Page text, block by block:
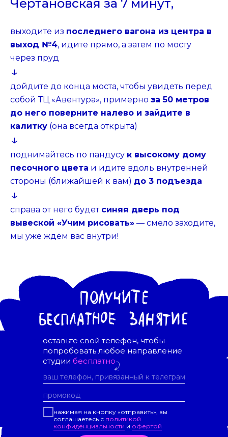
Чертановская за 7 минут,
выходите из последнего вагона из центра в
выход №4, идите прямо, а затем по мосту
через пруд
↓
дойдите до конца моста, чтобы увидеть перед
собой ТЦ «Авентура», примерно за 50 метров
до него поверните налево и зайдите в
калитку (она всегда открыта)
↓
поднимайтесь по пандусу к высокому дому
песочного цвета и идите вдоль внутренней
стороны (ближайшей к вам) до 3 подъезда
↓
справа от него будет синяя дверь под
вывеской «Учим рисовать» — смело заходите,
мы уже ждём вас внутри!
оставьте свой телефон, чтобы
попробовать любое направление
студии бесплатно
нажимая на кнопку «отправить», вы
соглашаетесь с политикой
конфиденциальности и офертой